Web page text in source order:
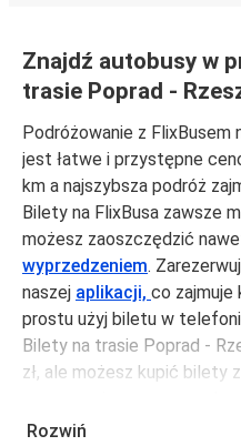
Znajdź autobusy w
trasie Poprad -
Podróżowanie z
jest łatwe i przystępne
km a najszybsza podróż
Bilety na FlixBusa zawsze
możesz zaoszczędzić
wyprzedzeniem.
naszej aplikacji, co zajmuje
prostu użyj biletu w
Bilety na trasie Poprad -
zł, ale możesz kupić bilety
unikając weekendów i świąt. Aby podróżować szybko,
Rozwiń